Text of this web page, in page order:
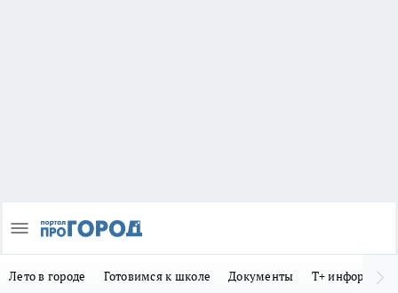
Лето в городе Готовимся к школе Документы Т+